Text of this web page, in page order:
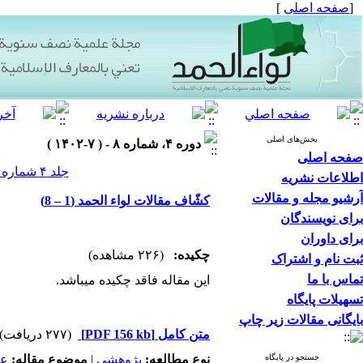
[صفحه اصلی ]
بخش‌های اصلی
صفحه اصلی
اطلاعات نشریه
آرشیو مجله و مقالات
برای نویسندگان
برای داوران
ثبت نام و اشتراک
تماس با ما
تسهیلات پایگاه
بایگانی مقالات زیر چاپ
جستجو در پایگاه
دوره ۴، شماره ۸ - ( ۷-۱۴۰۲ )
جلد ۴ شماره ۸ صفحات ۱۸۵-۱۷۶
کشّاف مقالات لواء الحمد (1 – 8)
چکیده:
(۲۲۶ مشاهده)
این مقاله فاقد چکیده می​باشد.
متن کامل [PDF 156 kb]
(۲۷۷ دریافت)
نوع مطالعه: پژوهشي | موضوع مقاله: